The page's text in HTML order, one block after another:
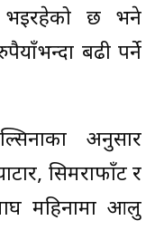
भइरहेको छ भने
बढी पर्ने
अनुसार
सिमराफाँट र
महिनामा आलु